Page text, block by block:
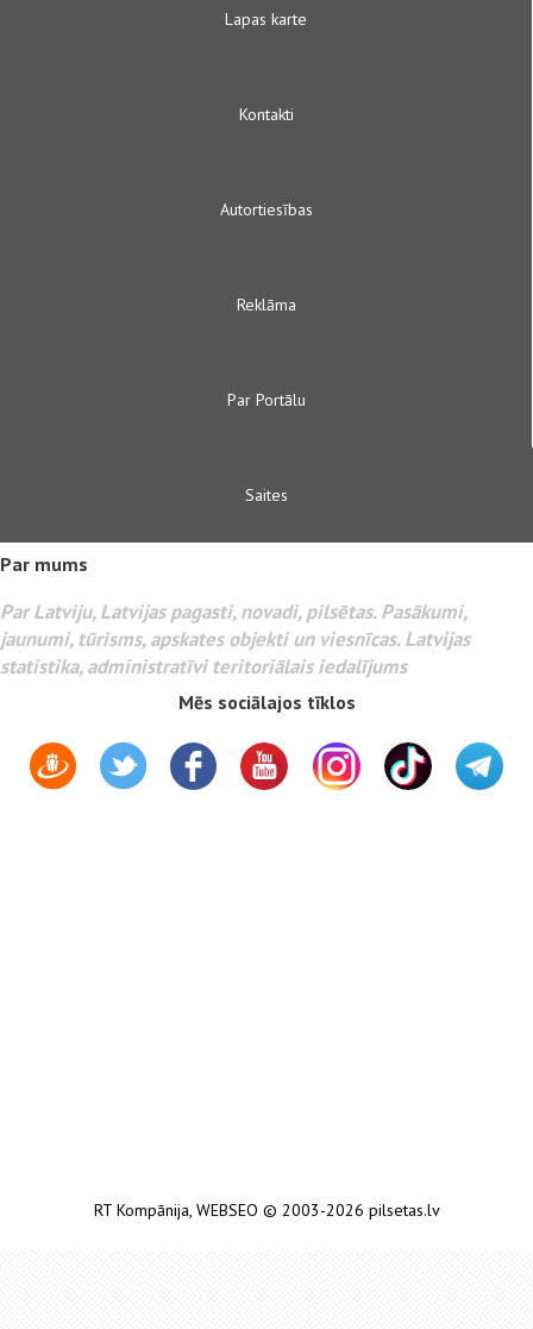
Lapas karte
Kontakti
Autortiesības
Reklāma
Par Portālu
Saites
Par mums
Par Latviju, Latvijas pagasti, novadi, pilsētas. Pasākumi,
jaunumi, tūrisms, apskates objekti un viesnīcas. Latvijas
statistika, administratīvi teritoriālais iedalījums
Mēs sociālajos tīklos
RT Kompānija, WEBSEO © 2003-2026 pilsetas.lv